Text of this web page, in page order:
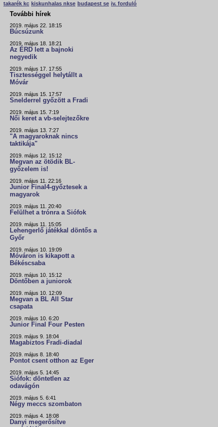
takarék kc kiskunhalas nkse budapest se iv. forduló
További hírek
2019. május 22. 18:15
Búcsúzunk
2019. május 18. 18:21
Az ÉRD lett a bajnoki
negyedik
2019. május 17. 17:55
Tisztességgel helytállt a
Móvár
2019. május 15. 17:57
Snelderrel győzött a Fradi
2019. május 15. 7:19
Női keret a vb-selejtezőkre
2019. május 13. 7:27
"A magyaroknak nincs
taktikája"
2019. május 12. 15:12
Megvan az ötödik BL-
győzelem is!
2019. május 11. 22:16
Junior Final4-győztesek a
magyarok
2019. május 11. 20:40
Felülhet a trónra a Siófok
2019. május 11. 15:05
Lehengerlő játékkal döntős a
Győr
2019. május 10. 19:09
Móváron is kikapott a
Békéscsaba
2019. május 10. 15:12
Döntőben a juniorok
2019. május 10. 12:09
Megvan a BL All Star
csapata
2019. május 10. 6:20
Junior Final Four Pesten
2019. május 9. 18:04
Magabiztos Fradi-diadal
2019. május 8. 18:40
Pontot csent otthon az Eger
2019. május 5. 14:45
Siófok: döntetlen az
odavágón
2019. május 5. 6:41
Négy meccs szombaton
2019. május 4. 18:08
Danyi megerősítve